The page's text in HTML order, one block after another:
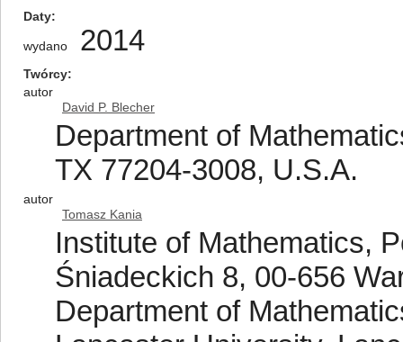
Daty
wydano 2014
Twórcy
autor
David P. Blecher
Department of
TX 77204-3008, U.S.A.
autor
Tomasz Kania
Institute of Mathematics,
Śniadeckich 8, 00-656
Department of